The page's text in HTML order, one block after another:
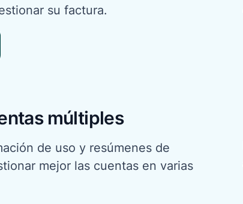
su factura.
múltiples
de uso y resúmenes de
mejor las cuentas en varias